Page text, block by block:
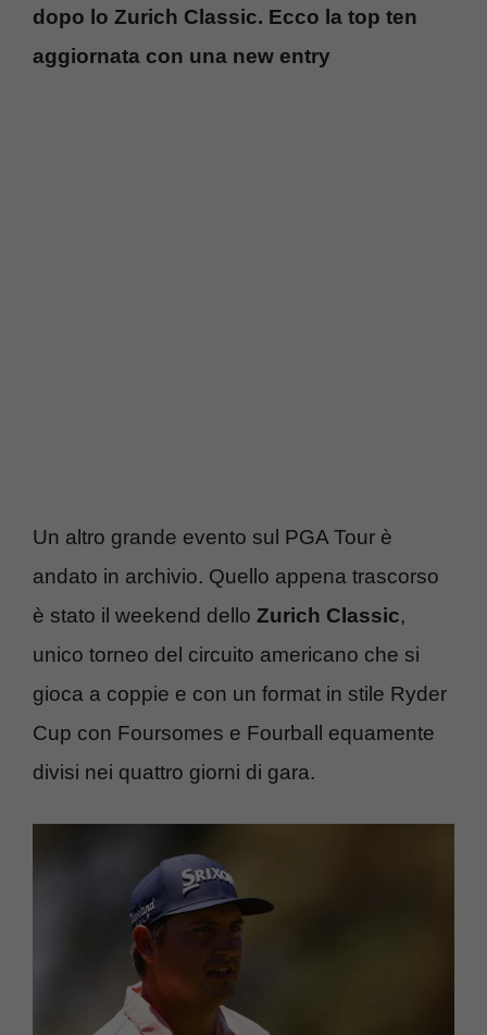
dopo lo Zurich Classic. Ecco la top ten
aggiornata con una new entry
Un altro grande evento sul PGA Tour è
andato in archivio. Quello appena trascorso
è stato il weekend dello Zurich Classic,
unico torneo del circuito americano che si
gioca a coppie e con un format in stile Ryder
Cup con Foursomes e Fourball equamente
divisi nei quattro giorni di gara.